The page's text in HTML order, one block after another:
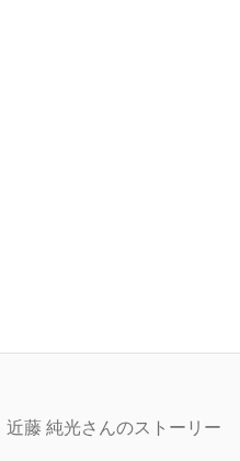
DJ！？怒涛の人生を歩んだ近
来とは。
近藤 純光さんのストーリー